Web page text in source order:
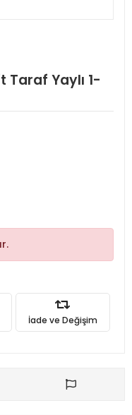
Taraf Yaylı 1-
İade ve Değişim